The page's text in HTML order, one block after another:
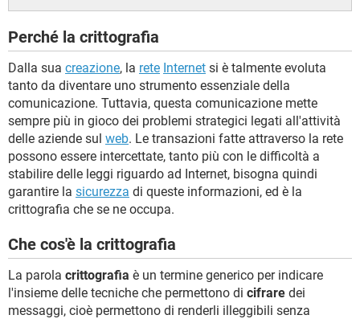
Perché la crittografia
Dalla sua creazione, la rete Internet si è talmente evoluta
tanto da diventare uno strumento essenziale della
comunicazione. Tuttavia, questa comunicazione mette
sempre più in gioco dei problemi strategici legati all'attività
delle aziende sul web. Le transazioni fatte attraverso la rete
possono essere intercettate, tanto più con le difficoltà a
stabilire delle leggi riguardo ad Internet, bisogna quindi
garantire la sicurezza di queste informazioni, ed è la
crittografia che se ne occupa.
Che cos'è la crittografia
La parola crittografia è un termine generico per indicare
l'insieme delle tecniche che permettono di cifrare dei
messaggi, cioè permettono di renderli illeggibili senza